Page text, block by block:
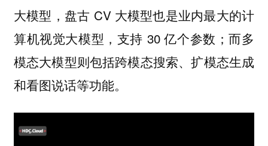
大模型，盘古 CV 大模型也是业内最大的计
算机视觉大模型，支持 30 亿个参数；而多
模态大模型则包括跨模态搜索、扩模态生成
和看图说话等功能。